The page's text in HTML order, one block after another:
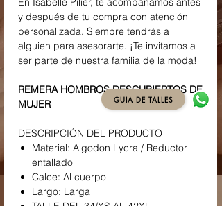
y después de tu compra con atención
personalizada. Siempre tendrás a
alguien para asesorarte. ¡Te invitamos a
ser parte de nuestra familia de la moda!
REMERA HOMBROS DESCUBIERTOS DE
MUJER
DESCRIPCIÓN DEL PRODUCTO
Material: Algodon Lycra / Reductor
entallado
Calce: Al cuerpo
Largo: Larga
GUIA DE TALLES